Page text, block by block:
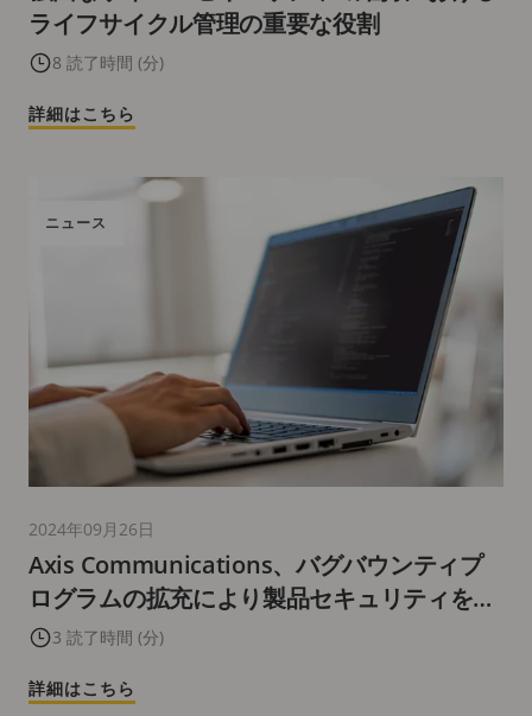
ライフサイクル管理の重要な役割
8 読了時間 (分)
詳細はこちら
Axis Communications、バグバウンティプ
ログラムの拡充により製品セキュリティを強
化3 読了時間 (分)
ニュース
2024年09月26日
詳細はこちら